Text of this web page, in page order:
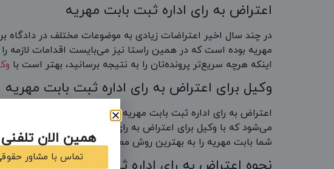
اعتراض به رای اداره ثبت بابت مهریه
در چند سال اخیر اعتراضات زیادی به موضوعات مختلف در دادگاه
مهریه بوده است که در همین راستا نیز می‌بایست اقدامات لازمه
اینکه هرچه سریع‌تر پرونده‌تان را به نتیجه برسانید، بهتر است با
وکیل برای اعتراض به رای اداره ثبت بابت مهریه
اعتراض به رای اداره ثبت بابت مهریه امری ساده و پیچیده نیست و
می‌شود که با وکیل برای اعتراض به رای اداره ثبت بابت مهریه
شما بابت مهریه را به بهترین روش ممکن و در سریع‌ترین زمان
همین الان
تماس با مشاور حقوقی: